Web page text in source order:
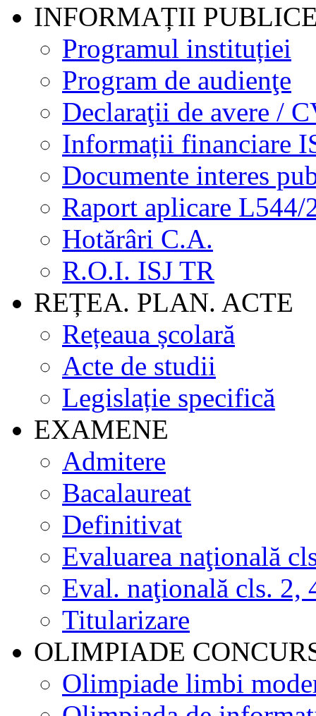
INFORMAȚII
Programul instituției
Program de audienţe
Declaraţii de avere /
Informații financiare
Documente interes
Raport aplicare L544/
Hotărâri C.A.
R.O.I. ISJ TR
REȚEA. PLAN. ACTE
Rețeaua școlară
Acte de studii
Legislație specifică
EXAMENE
Admitere
Bacalaureat
Definitivat
Evaluarea naţională
Eval. naţională cls. 2,
Titularizare
OLIMPIADE
Olimpiade limbi